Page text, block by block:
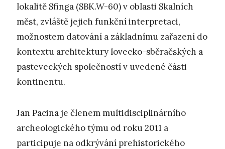
lokalitě Sfinga (SBK.W-60) v oblasti Skalních
měst, zvláště jejich funkční interpretaci,
možnostem datování a základnímu zařazení do
kontextu architektury lovecko-sběračských a
pasteveckých společností v uvedené části
kontinentu.
Jan Pacina je členem multidisciplinárního
archeologického týmu od roku 2011 a
participuje na odkrývání prehistorického